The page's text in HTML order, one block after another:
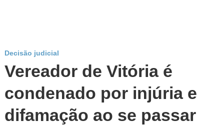
Decisão judicial
Vereador de Vitória é
condenado por injúria e
difamação ao se passar